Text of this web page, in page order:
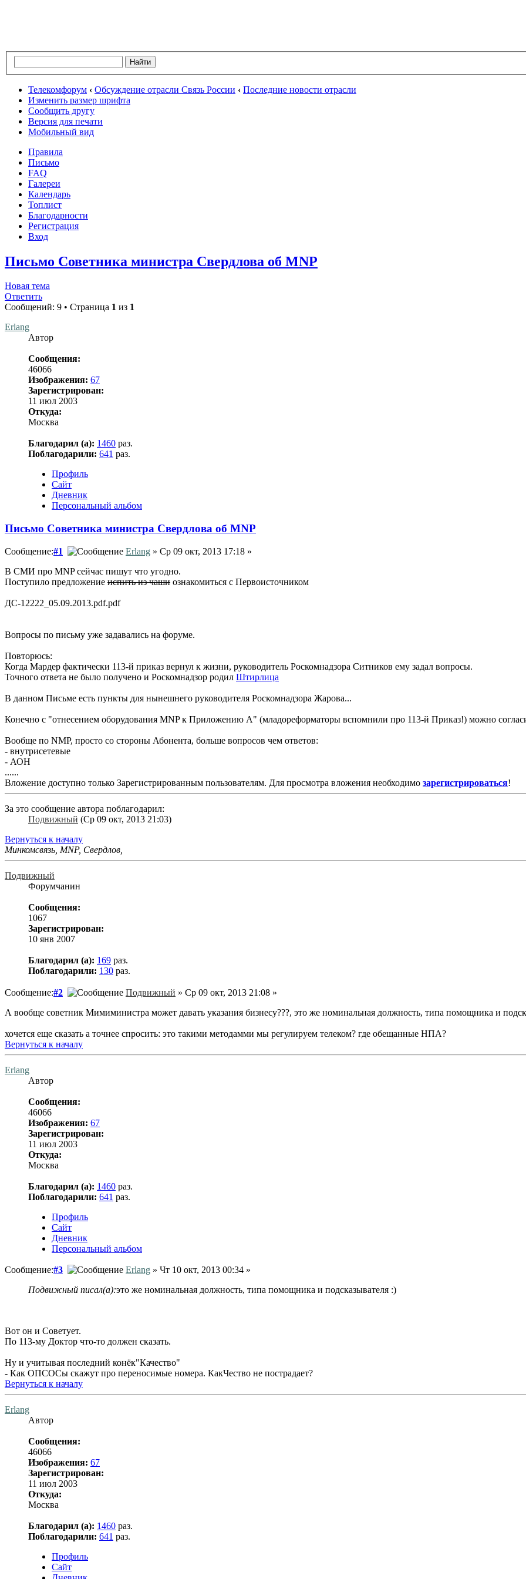
Телекомфорум ‹ Обсуждение отрасли Связь России ‹ Последние новости отрасли
Изменить размер шрифта
Сообщить другу
Версия для печати
Мобильный вид
Правила
Письмо
FAQ
Галереи
Календарь
Топлист
Благодарности
Регистрация
Вход
Письмо Советника министра Свердлова об MNP
Новая тема
Ответить
Сообщений: 9 • Страница 1 из 1
Erlang
Автор
Сообщения:
46066
Изображения: 67
Зарегистрирован:
11 июл 2003
Откуда:
Москва
Благодарил (а): 1460 раз.
Поблагодарили: 641 раз.
Профиль
Сайт
Дневник
Персональный альбом
Письмо Советника министра Свердлова об MNP
Сообщение:#1 Erlang » Ср 09 окт, 2013 17:18 »
В СМИ про MNP сейчас пишут что угодно.
Поступило предложение испить из чаши ознакомиться с Первоисточником
ДС-12222_05.09.2013.pdf.pdf
Вопросы по письму уже задавались на форуме.
Повторюсь:
Когда Мардер фактически 113-й приказ вернул к жизни, руководитель Роскомнадзора Ситников ему задал вопросы.
Точного ответа не было получено и Роскомнадзор родил Штирлица
В данном Письме есть пункты для нынешнего руководителя Роскомнадзора Жарова...
Конечно с "отнесением оборудования MNP к Приложению А" (младореформаторы вспомнили про 113-й Приказ!) можно
Вообще по NMP, просто со стороны Абонента, больше вопросов чем ответов:
- внутрисетевые
- АОН
......
Вложение доступно только Зарегистрированным пользователям. Для просмотра вложения необходимо зарегистрироваться!
За это сообщение автора поблагодарил:
Подвижный (Ср 09 окт, 2013 21:03)
Вернуться к началу
Минкомсвязь, MNP, Свердлов,
Подвижный
Форумчанин
Сообщения:
1067
Зарегистрирован:
10 янв 2007
Благодарил (а): 169 раз.
Поблагодарили: 130 раз.
Сообщение:#2 Подвижный » Ср 09 окт, 2013 21:08 »
А вообще советник Мимиминистра может давать указания бизнесу???, это же номинальная должность, типа помощника и
хочется еще сказать а точнее спросить: это такими методамми мы регулируем телеком? где обещанные НПА?
Вернуться к началу
Erlang
Автор
Сообщения:
46066
Изображения: 67
Зарегистрирован:
11 июл 2003
Откуда:
Москва
Благодарил (а): 1460 раз.
Поблагодарили: 641 раз.
Профиль
Сайт
Дневник
Персональный альбом
Сообщение:#3 Erlang » Чт 10 окт, 2013 00:34 »
Подвижный писал(а):это же номинальная должность, типа помощника и подсказывателя :)
Вот он и Советует.
По 113-му Доктор что-то должен сказать.
Ну и учитывая последний конёк"Качество"
- Как ОПСОСы скажут про переносимые номера. КакЧество не пострадает?
Вернуться к началу
Erlang
Автор
Сообщения:
46066
Изображения: 67
Зарегистрирован:
11 июл 2003
Откуда:
Москва
Благодарил (а): 1460 раз.
Поблагодарили: 641 раз.
Профиль
Сайт